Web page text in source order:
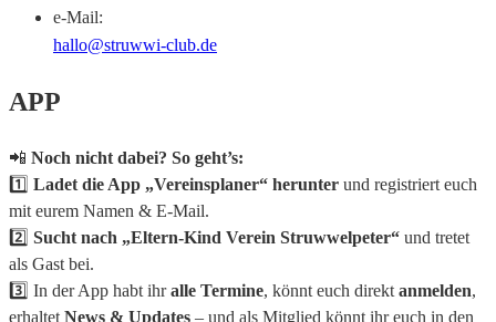
e-Mail:
hallo@struwwi-club.de
APP
📲 Noch nicht dabei? So geht’s:
1️⃣ Ladet die App „Vereinsplaner“ herunter und registriert euch
mit eurem Namen & E-Mail.
2️⃣ Sucht nach „Eltern-Kind Verein Struwwelpeter“ und tretet
als Gast bei.
3️⃣ In der App habt ihralle Termine, könnt euch direkt anmelden,
erhaltet News & Updates – und als Mitglied könnt ihr euch in den